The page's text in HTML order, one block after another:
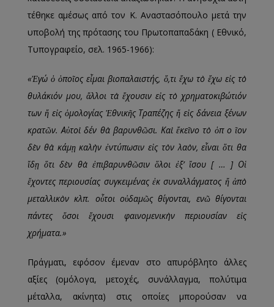
τέθηκε αμέσως από τον Κ. Αναστασόπουλο μετά την
υποβολή της πρότασης του Πρωτοπαπαδάκη ( Εθνικό,
Τυπογραφείο, σελ. 1965-1966):
«Ἐγώ ὁ ὁποῖος εἶμαι βιοπαλαιστής, ὅ,τι ἔχω τὸ ἔχω εἰς τὸ
θυλάκιόν μου, ἄλλοι τὰ ἔχουσιν εἰς τὸ χρηματοκιβώτιόν
των ἤ εἰς ὁμολογίας Ἐθνικῆς Τραπέζης ἤ εἰς δάνεια ξένων
κρατῶν. Αὐτοὶ δέν θὰ βαρυνθῶσι. Καὶ ἔκεῖνο τὸ ὁπ ο ῖον
δὲν θὰ κάμῃ καλὴν ἐντύπωσιν εἰς τὸν λαὸν, εἶναι ὅτι θα
ἴδῃ ὅτι δὲν θὰ ἐπιβαρυνθῶσιν ὅλοι ἐξ’ ἴσου [ … ] Οἱ
ἔχοντες περιουσίας συγκειμένας ἐκ συναλλάγματος ἤ ἀπὸ
μεταλλικὸν κλπ. οὗτοι οὐδαμῶς θίγονται, ενῶ θίγονται
πάντες ὅσοι ἔχουσι φαινομενικὴν περιουσίαν εἰς
χρήματα.»
Πράγματι, εφόσον έμεναν στο απυρόβλητο άλλες
αξίες (ομόλογα, μετοχές, συνάλλαγμα, πολύτιμα
μέταλλα, ακίνητα) στις οποίες μπορούσαν να